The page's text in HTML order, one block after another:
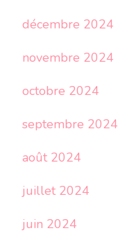
décembre 2024
novembre 2024
octobre 2024
septembre 2024
août 2024
juillet 2024
juin 2024